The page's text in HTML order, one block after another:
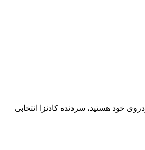
خود هستید، سردنده کادنزا انتخابی